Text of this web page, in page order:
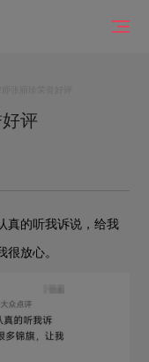
评
真的听我诉说，给我
放心。